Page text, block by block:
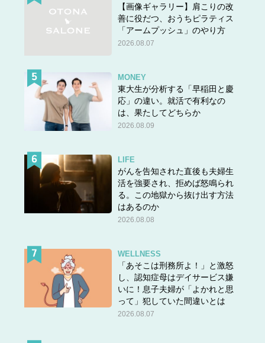
【画像ギャラリー】肩こりの改
善に役だつ、おうちピラティス
「アームプッシュ」のやり方
2026.08.07
MONEY
東大生が分析する「早稲田と慶
応」の違い。就活で有利なの
は、果たしてどちらか
2026.08.09
LIFE
がんを告知された直後も夫婦生
活を強要され、拒めば怒鳴られ
る。この地獄から抜け出す方法
はあるのか
2026.08.08
WELLNESS
「あそこは刑務所よ！」と激怒
し、認知症母はデイサービス嫌
いに！息子夫婦が「よかれと思
って」犯していた間違いとは
2026.08.07